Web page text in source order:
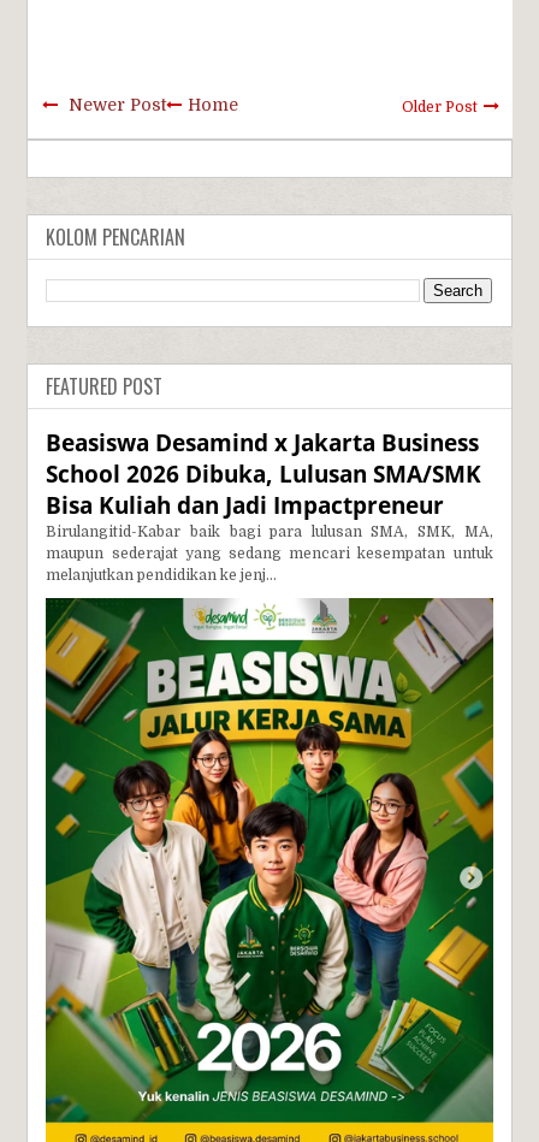
Newer Post Older Post
Home
KOLOM PENCARIAN
FEATURED POST
Beasiswa Desamind x Jakarta Business
School 2026 Dibuka, Lulusan SMA/SMK
Bisa Kuliah dan Jadi Impactpreneur
Birulangitid-Kabar baik bagi para lulusan SMA, SMK, MA,
maupun sederajat yang sedang mencari kesempatan untuk
melanjutkan pendidikan ke jenj...